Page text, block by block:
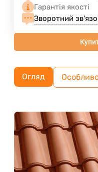
Гарантія якості
Зворотний
Огляд